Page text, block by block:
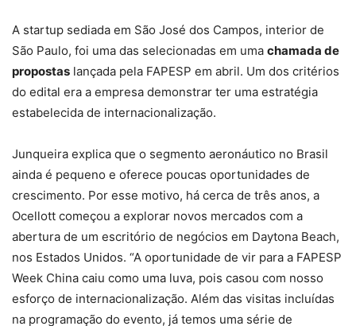
A startup sediada em São José dos Campos, interior de
São Paulo, foi uma das selecionadas em uma chamada de
propostas lançada pela FAPESP em abril. Um dos critérios
do edital era a empresa demonstrar ter uma estratégia
estabelecida de internacionalização.
Junqueira explica que o segmento aeronáutico no Brasil
ainda é pequeno e oferece poucas oportunidades de
crescimento. Por esse motivo, há cerca de três anos, a
Ocellott começou a explorar novos mercados com a
abertura de um escritório de negócios em Daytona Beach,
nos Estados Unidos. “A oportunidade de vir para a FAPESP
Week China caiu como uma luva, pois casou com nosso
esforço de internacionalização. Além das visitas incluídas
na programação do evento, já temos uma série de